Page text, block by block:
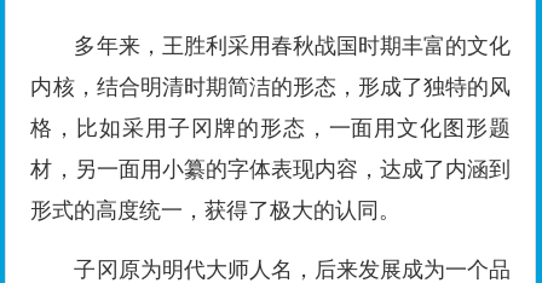
多年来，王胜利采用春秋战国时期丰富的文化
内核，结合明清时期简洁的形态，形成了独特的风
格，比如采用子冈牌的形态，一面用文化图形题
材，另一面用小纂的字体表现内容，达成了内涵到
形式的高度统一，获得了极大的认同。
子冈原为明代大师人名，后来发展成为一个品